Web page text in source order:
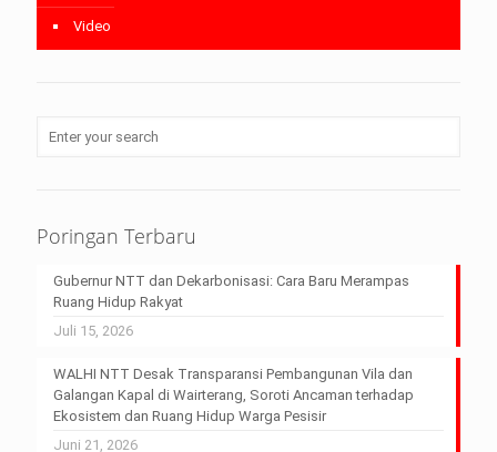
Video
Poringan Terbaru
Gubernur NTT dan Dekarbonisasi: Cara Baru Merampas
Ruang Hidup Rakyat
Juli 15, 2026
WALHI NTT Desak Transparansi Pembangunan Vila dan
Galangan Kapal di Wairterang, Soroti Ancaman terhadap
Ekosistem dan Ruang Hidup Warga Pesisir
Juni 21, 2026